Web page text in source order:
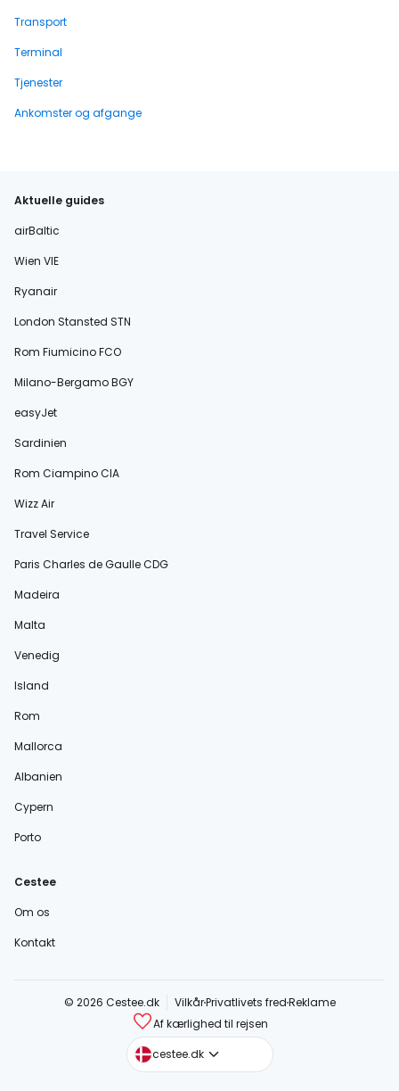
Transport
Terminal
Tjenester
Ankomster og afgange
Aktuelle guides
airBaltic
Wien VIE
Ryanair
London Stansted STN
Rom Fiumicino FCO
Milano-Bergamo BGY
easyJet
Sardinien
Rom Ciampino CIA
Wizz Air
Travel Service
Paris Charles de Gaulle CDG
Madeira
Malta
Venedig
Island
Rom
Mallorca
Albanien
Cypern
Porto
Cestee
Om os
Kontakt
© 2026 Cestee.dk VilkårPrivatlivets fredReklame
Af kærlighed til rejsen
cestee.dk
cestee.com
cestee.sk